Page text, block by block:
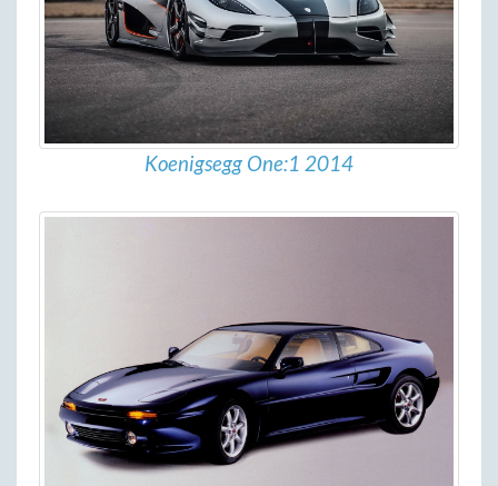
Koenigsegg One:1 2014